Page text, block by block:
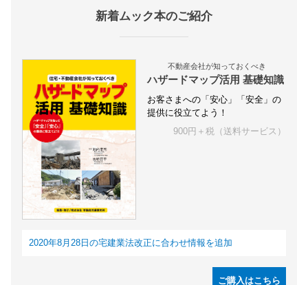
新着ムック本のご紹介
不動産会社が知っておくべき
ハザードマップ活用 基礎知識
お客さまへの「安心」「安全」の
提供に役立てよう！
900円＋税（送料サービス）
2020年8月28日の宅建業法改正に合わせ情報を追加
ご購入はこちら